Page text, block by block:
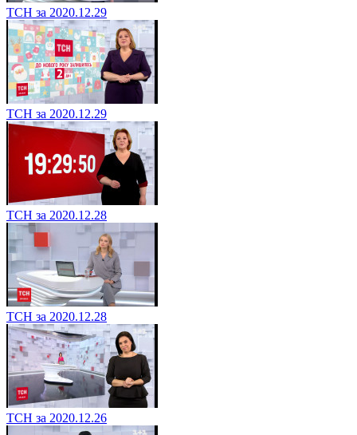
ТСН за 2020.12.29
ТСН за 2020.12.29
ТСН за 2020.12.28
ТСН за 2020.12.28
ТСН за 2020.12.26